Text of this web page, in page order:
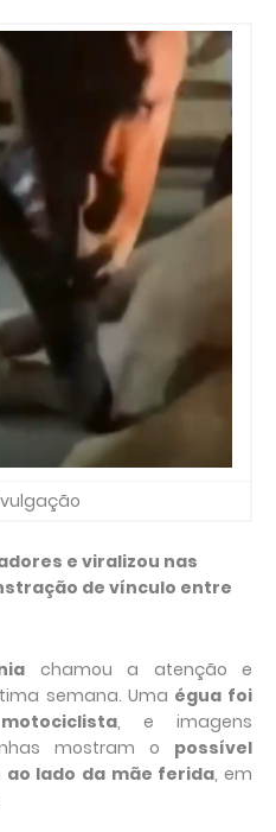
e viralizou nas
de vínculo entre
chamou a atenção e
semana. Uma égua foi
, e imagens
mostram o possível
lado da mãe ferida, em